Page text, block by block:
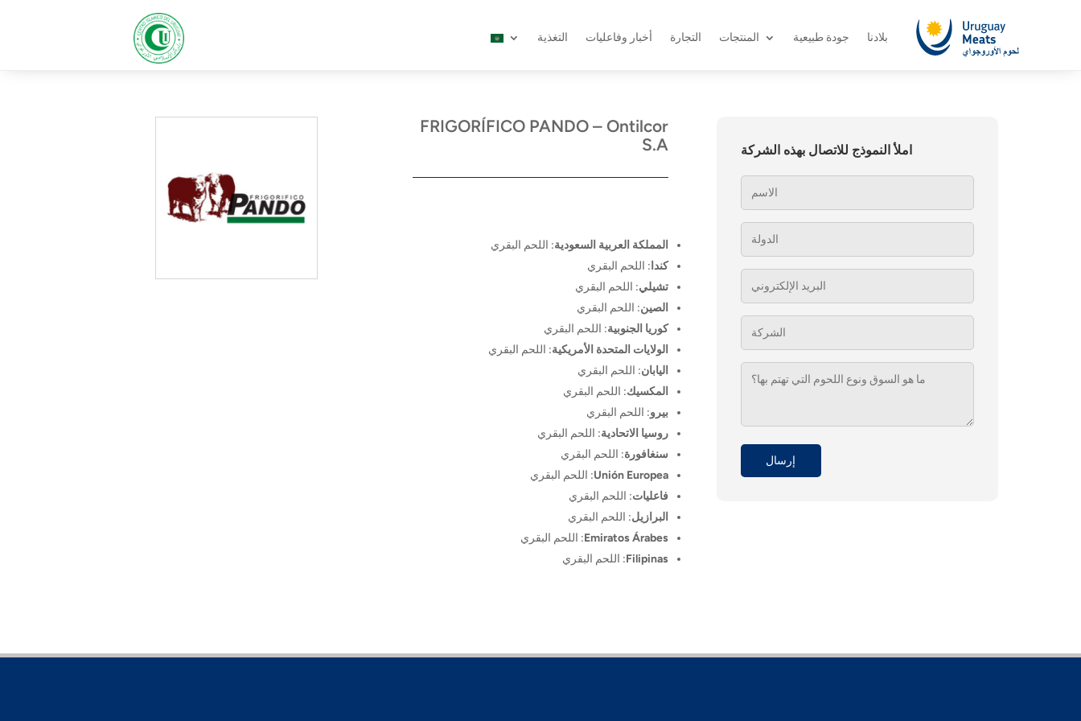
بلادنا جودة طبيعية المنتجات التجارة أخبار وفاعليات التغذية
FRIGORÍFICO PANDO – Ontilcor
S.A
المملكة العربية السعودية: اللحم البقري
كندا : اللحم البقري
تشيلي: اللحم البقري
الصين: اللحم البقري
كوريا الجنوبية: اللحم البقري
الولايات المتحدة الأمريكية: اللحم البقري
اليابان: اللحم البقري
المكسيك: اللحم البقري
بيرو: اللحم البقري
روسيا الاتحادية: اللحم البقري
سنغافورة: اللحم البقري
Unión Europea: اللحم البقري
فاعليات: اللحم البقري
البرازيل: اللحم البقري
Emiratos Árabes: اللحم البقري
Filipinas: اللحم البقري
املأ النموذج للاتصال بهذه الشركة